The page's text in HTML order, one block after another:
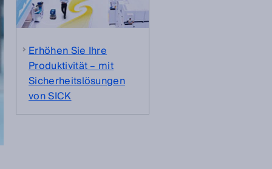
Erhöhen Sie Ihre
Produktivität – mit
Sicherheitslösungen
von SICK